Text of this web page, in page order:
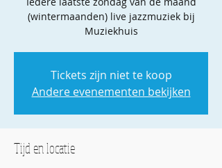
(wintermaanden) live jazzmuziek bij
Muziekhuis
Tickets zijn niet te koop
Andere evenementen bekijken
Tijd en locatie